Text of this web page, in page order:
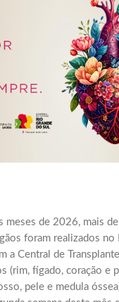
meses de 2026, mais de
foram realizados no
a Central de
(rim, fígado, coração e
pele e medula